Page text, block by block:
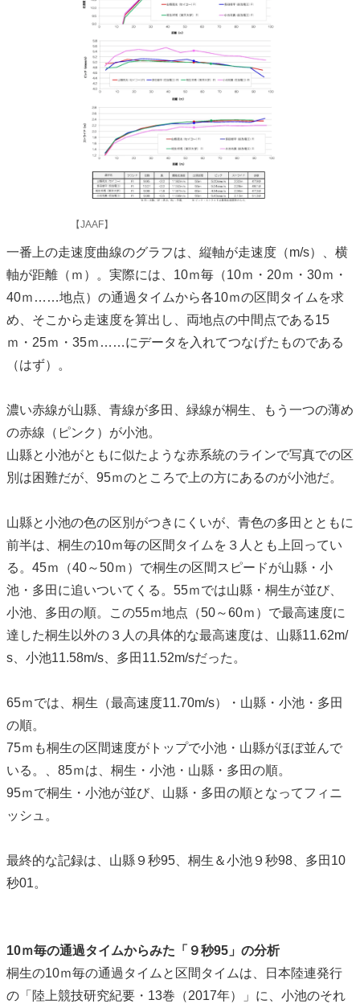
【JAAF】
一番上の走速度曲線のグラフは、縦軸が走速度（m/s）、横
軸が距離（ｍ）。実際には、10ｍ毎（10ｍ・20ｍ・30ｍ・
40ｍ……地点）の通過タイムから各10ｍの区間タイムを求
め、そこから走速度を算出し、両地点の中間点である15
ｍ・25ｍ・35ｍ……にデータを入れてつなげたものである
（はず）。
濃い赤線が山縣、青線が多田、緑線が桐生、もう一つの薄め
の赤線（ピンク）が小池。
山縣と小池がともに似たような赤系統のラインで写真での区
別は困難だが、95ｍのところで上の方にあるのが小池だ。
山縣と小池の色の区別がつきにくいが、青色の多田とともに
前半は、桐生の10ｍ毎の区間タイムを３人とも上回ってい
る。45ｍ（40～50ｍ）で桐生の区間スピードが山縣・小
池・多田に追いついてくる。55ｍでは山縣・桐生が並び、
小池、多田の順。この55ｍ地点（50～60ｍ）で最高速度に
達した桐生以外の３人の具体的な最高速度は、山縣11.62m/
s、小池11.58m/s、多田11.52m/sだった。
65ｍでは、桐生（最高速度11.70m/s）・山縣・小池・多田
の順。
75ｍも桐生の区間速度がトップで小池・山縣がほぼ並んで
いる。、85ｍは、桐生・小池・山縣・多田の順。
95ｍで桐生・小池が並び、山縣・多田の順となってフィニ
ッシュ。
最終的な記録は、山縣９秒95、桐生＆小池９秒98、多田10
秒01。
10ｍ毎の通過タイムからみた「９秒95」の分析
桐生の10ｍ毎の通過タイムと区間タイムは、日本陸連発行
の「陸上競技研究紀要・13巻（2017年）」に、小池のそれ